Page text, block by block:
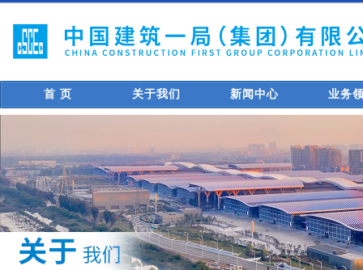
首 页 关于我们 新闻中心 业务